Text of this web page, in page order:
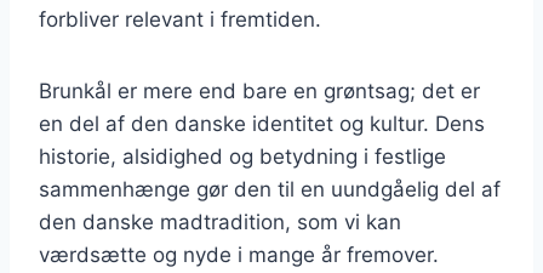
forbliver relevant i fremtiden.
Brunkål er mere end bare en grøntsag; det er
en del af den danske identitet og kultur. Dens
historie, alsidighed og betydning i festlige
sammenhænge gør den til en uundgåelig del af
den danske madtradition, som vi kan
værdsætte og nyde i mange år fremover.